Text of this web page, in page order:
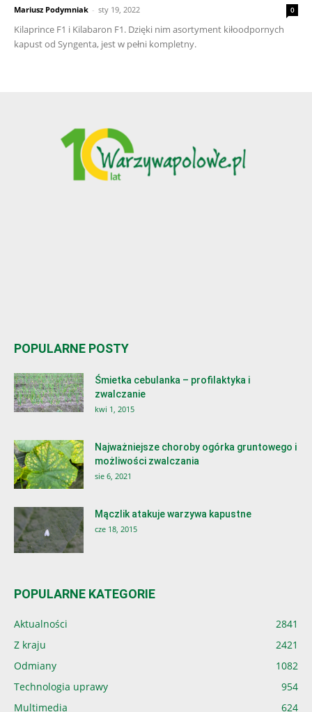
Mariusz Podymniak - sty 19, 2022 0
Kilaprince F1 i Kilabaron F1. Dzięki nim asortyment kiłoodpornych
kapust od Syngenta, jest w pełni kompletny.
POPULARNE POSTY
Śmietka cebulanka – profilaktyka i
zwalczanie
kwi 1, 2015
Najważniejsze choroby ogórka gruntowego i
możliwości zwalczania
sie 6, 2021
Mączlik atakuje warzywa kapustne
cze 18, 2015
POPULARNE KATEGORIE
Aktualności
2841
Z kraju
2421
Odmiany
1082
Technologia uprawy
954
Multimedia
624